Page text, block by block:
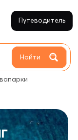
Найти
Путеводитель